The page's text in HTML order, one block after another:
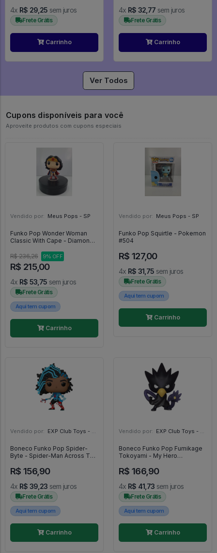
4x R$ 29,25 sem juros
Frete Grátis
Carrinho
4x R$ 32,77 sem juros
Frete Grátis
Carrinho
Ver Todos
Cupons disponíveis para você
Aproveite produtos com cupons especiais
Vendido por: Meus Pops - SP
Funko Pop Wonder Woman
Classic With Cape - Diamond E
Wonder Woman #433
R$ 236,26 9% OFF
R$ 215,00
4x R$ 53,75 sem juros
Frete Grátis
Aqui tem cupom
Carrinho
Vendido por: Meus Pops - SP
Funko Pop Squirtle - Pokemon
#504
R$ 127,00
4x R$ 31,75 sem juros
Frete Grátis
Aqui tem cupom
Carrinho
Vendido por: EXP Club Toys - SP
Boneco Funko Pop Spider-
Byte - Spider-Man Across The
R$ 156,90
4x R$ 39,23 sem juros
Frete Grátis
Aqui tem cupom
Carrinho
Vendido por: EXP Club Toys - SP
Boneco Funko Pop Fumikage
Tokoyami - My Hero
R$ 166,90
4x R$ 41,73 sem juros
Frete Grátis
Aqui tem cupom
Carrinho